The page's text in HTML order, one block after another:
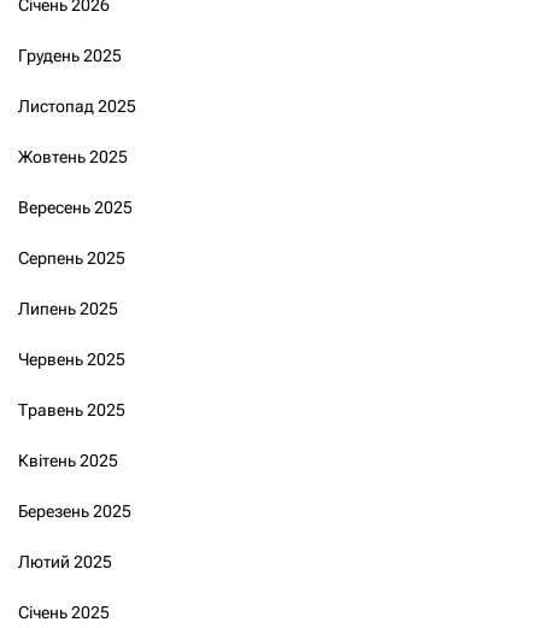
Січень 2026
Грудень 2025
Листопад 2025
Жовтень 2025
Вересень 2025
Серпень 2025
Липень 2025
Червень 2025
Травень 2025
Квітень 2025
Березень 2025
Лютий 2025
Січень 2025